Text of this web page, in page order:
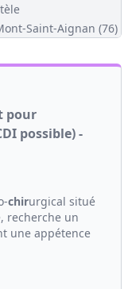
Saint-Aignan (76)
pour
possible) -
chirurgical situé
recherche un
une appétence